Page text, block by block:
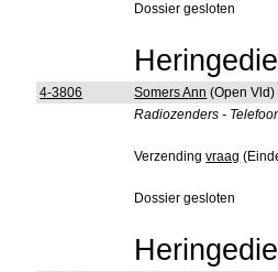
Dossier gesloten
4-3806 Somers Ann (Open Vld)
Radiozenders -
Verzendingvraag
Dossier gesloten